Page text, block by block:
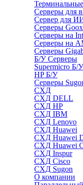
Серверы для
Сервер для
Серверы
Серверы на
Серверы на
Серверы
Б/У Серверы
Supermicro Б/У
HP Б/У
Серверы
СХД
СХД DELL
СХД HP
СХД IBM
СХД Lenovo
СХД Huawei
СХД Huawei
СХД Huawei
СХД Inspur
СХД Cisco
СХД Sugon
О компании